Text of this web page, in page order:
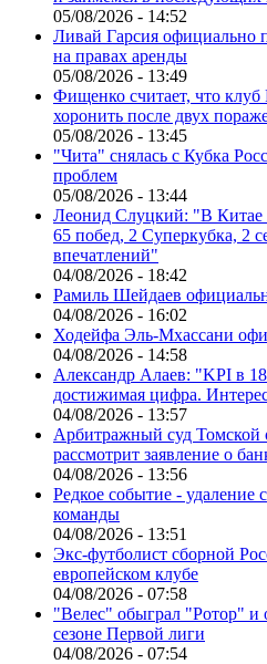
05/08/2026 - 14:52
Ливай Гарсия официально
на правах аренды
05/08/2026 - 13:49
Фищенко считает, что
хоронить после двух
05/08/2026 - 13:45
"Чита" снялась с Кубка
проблем
05/08/2026 - 13:44
Леонид Слуцкий: "В Китае
65 побед, 2 Суперкубка, 2
впечатлений"
04/08/2026 - 18:42
Рамиль Шейдаев
04/08/2026 - 16:02
Ходейфа Эль-Мхассани
04/08/2026 - 14:58
Александр Алаев: "KPI в
достижимая цифра.
04/08/2026 - 13:57
Арбитражный суд Томской
рассмотрит заявление о
04/08/2026 - 13:56
Редкое событие - удаление
команды
04/08/2026 - 13:51
Экс-футболист сборной
европейском клубе
04/08/2026 - 07:58
"Велес" обыграл "Ротор" и
сезоне Первой лиги
04/08/2026 - 07:54